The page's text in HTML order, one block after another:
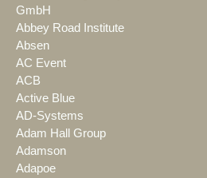
GmbH
Abbey Road Institute
Absen
AC Event
ACB
Active Blue
AD-Systems
Adam Hall Group
Adamson
Adapoe